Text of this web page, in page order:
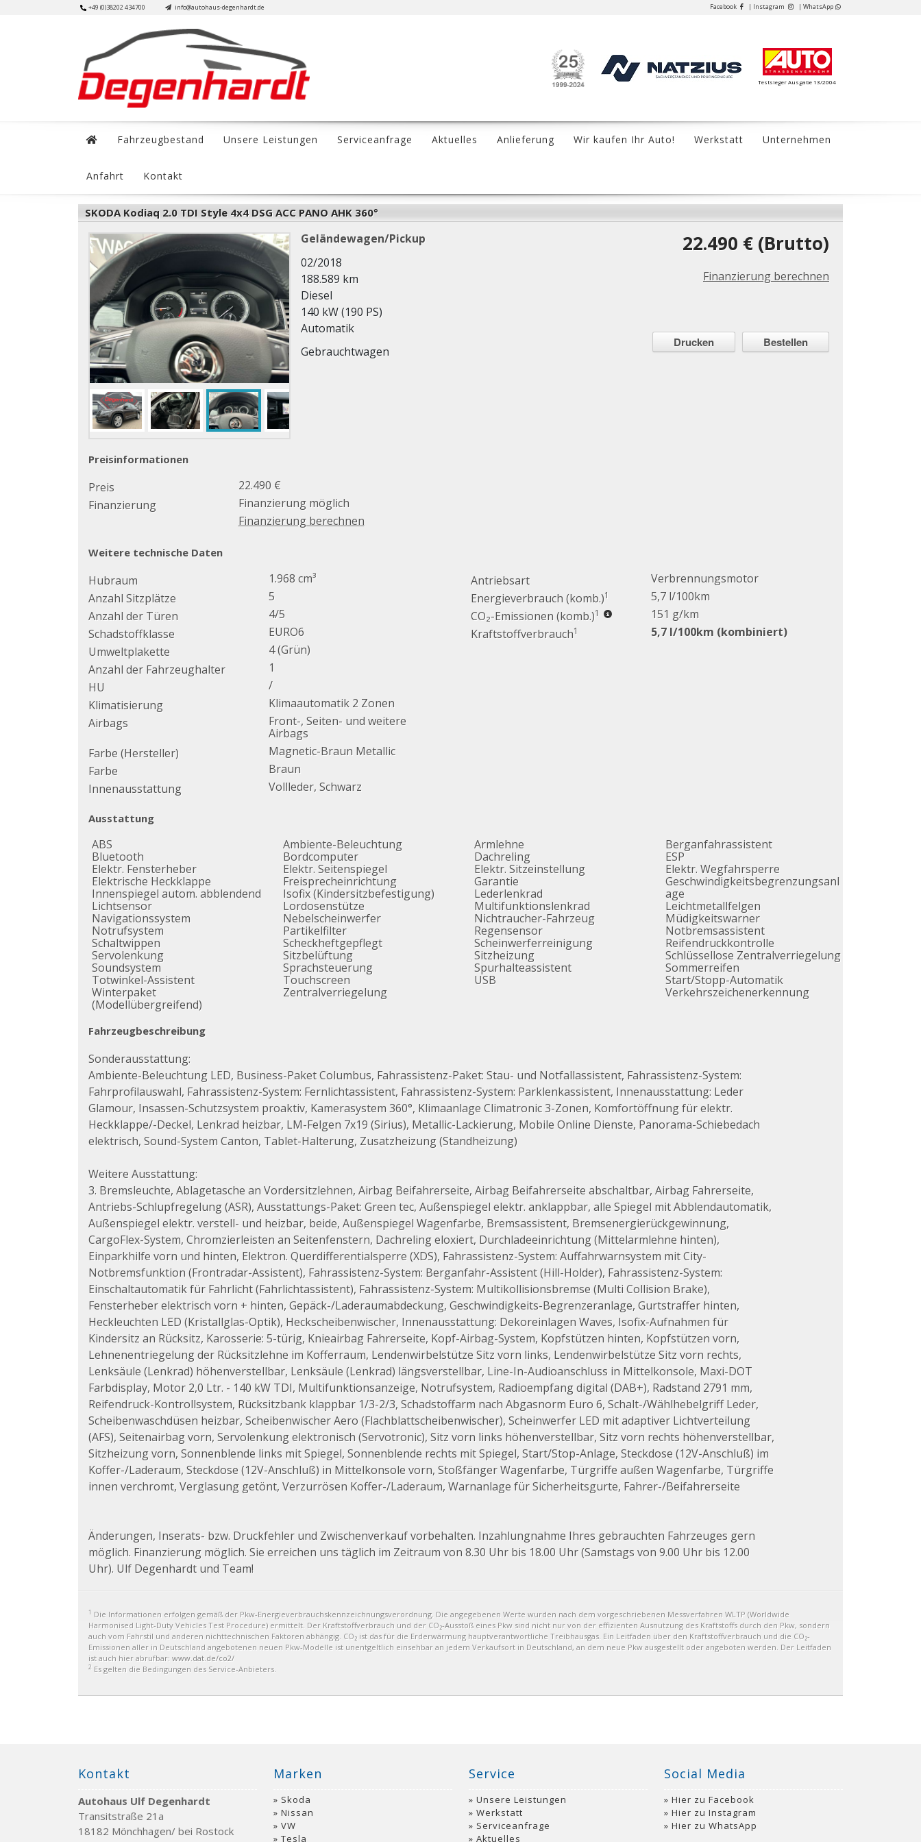
+49 (0)38202 434700 info@autohaus-degenhardt.de Facebook | Instagram | WhatsApp
Testsieger Ausgabe 13/2004
Fahrzeugbestand Unsere Leistungen Serviceanfrage Aktuelles Anlieferung Wir kaufen Ihr Auto! Werkstatt Unternehmen
Anfahrt Kontakt
SKODA Kodiaq 2.0 TDI Style 4x4 DSG ACC PANO AHK 360°
22.490 € (Brutto)
Finanzierung berechnen
Geländewagen/Pickup
02/2018
188.589 km
Diesel
140 kW (190 PS)
Automatik
Gebrauchtwagen
Drucken Bestellen
Preisinformationen
Preis
22.490 €
Finanzierung
Finanzierung möglich
Finanzierung berechnen
Weitere technische Daten
Hubraum
1.968 cm³
Anzahl Sitzplätze
5
Anzahl der Türen
4/5
Schadstoffklasse
EURO6
Umweltplakette
4 (Grün)
Anzahl der Fahrzeughalter
1
HU
/
Klimatisierung
Klimaautomatik 2 Zonen
Airbags
Front-, Seiten- und weitere
Airbags
Farbe (Hersteller)
Magnetic-Braun Metallic
Farbe
Braun
Innenausstattung
Vollleder, Schwarz
Antriebsart
Verbrennungsmotor
Energieverbrauch (komb.)1
5,7 l/100km
CO₂-Emissionen (komb.)1
151 g/km
Kraftstoffverbrauch1 5,7 l/100km (kombiniert)
Ausstattung
ABS
Bluetooth
Elektr. Fensterheber
Elektrische Heckklappe
Innenspiegel autom. abblendend
Lichtsensor
Navigationssystem
Notrufsystem
Schaltwippen
Servolenkung
Soundsystem
Totwinkel-Assistent
Winterpaket
(Modellübergreifend)
Ambiente-Beleuchtung
Bordcomputer
Elektr. Seitenspiegel
Freisprecheinrichtung
Isofix (Kindersitzbefestigung)
Lordosenstütze
Nebelscheinwerfer
Partikelfilter
Scheckheftgepflegt
Sitzbelüftung
Sprachsteuerung
Touchscreen
Zentralverriegelung
Armlehne
Dachreling
Elektr. Sitzeinstellung
Garantie
Lederlenkrad
Multifunktionslenkrad
Nichtraucher-Fahrzeug
Regensensor
Scheinwerferreinigung
Sitzheizung
Spurhalteassistent
USB
Berganfahrassistent
ESP
Elektr. Wegfahrsperre
Geschwindigkeitsbegrenzungsanl
age
Leichtmetallfelgen
Müdigkeitswarner
Notbremsassistent
Reifendruckkontrolle
Schlüssellose Zentralverriegelung
Sommerreifen
Start/Stopp-Automatik
Verkehrszeichenerkennung
Fahrzeugbeschreibung
Sonderausstattung:
Ambiente-Beleuchtung LED, Business-Paket Columbus, Fahrassistenz-Paket: Stau- und Notfallassistent, Fahrassistenz-System:
Fahrprofilauswahl, Fahrassistenz-System: Fernlichtassistent, Fahrassistenz-System: Parklenkassistent, Innenausstattung: Leder
Glamour, Insassen-Schutzsystem proaktiv, Kamerasystem 360°, Klimaanlage Climatronic 3-Zonen, Komfortöffnung für elektr.
Heckklappe/-Deckel, Lenkrad heizbar, LM-Felgen 7x19 (Sirius), Metallic-Lackierung, Mobile Online Dienste, Panorama-Schiebedach
elektrisch, Sound-System Canton, Tablet-Halterung, Zusatzheizung (Standheizung)
Weitere Ausstattung:
3. Bremsleuchte, Ablagetasche an Vordersitzlehnen, Airbag Beifahrerseite, Airbag Beifahrerseite abschaltbar, Airbag Fahrerseite,
Antriebs-Schlupfregelung (ASR), Ausstattungs-Paket: Green tec, Außenspiegel elektr. anklappbar, alle Spiegel mit Abblendautomatik,
Außenspiegel elektr. verstell- und heizbar, beide, Außenspiegel Wagenfarbe, Bremsassistent, Bremsenergierückgewinnung,
CargoFlex-System, Chromzierleisten an Seitenfenstern, Dachreling eloxiert, Durchladeeinrichtung (Mittelarmlehne hinten),
Einparkhilfe vorn und hinten, Elektron. Querdifferentialsperre (XDS), Fahrassistenz-System: Auffahrwarnsystem mit City-
Notbremsfunktion (Frontradar-Assistent), Fahrassistenz-System: Berganfahr-Assistent (Hill-Holder), Fahrassistenz-System:
Einschaltautomatik für Fahrlicht (Fahrlichtassistent), Fahrassistenz-System: Multikollisionsbremse (Multi Collision Brake),
Fensterheber elektrisch vorn + hinten, Gepäck-/Laderaumabdeckung, Geschwindigkeits-Begrenzeranlage, Gurtstraffer hinten,
Heckleuchten LED (Kristallglas-Optik), Heckscheibenwischer, Innenausstattung: Dekoreinlagen Waves, Isofix-Aufnahmen für
Kindersitz an Rücksitz, Karosserie: 5-türig, Knieairbag Fahrerseite, Kopf-Airbag-System, Kopfstützen hinten, Kopfstützen vorn,
Lehnenentriegelung der Rücksitzlehne im Kofferraum, Lendenwirbelstütze Sitz vorn links, Lendenwirbelstütze Sitz vorn rechts,
Lenksäule (Lenkrad) höhenverstellbar, Lenksäule (Lenkrad) längsverstellbar, Line-In-Audioanschluss in Mittelkonsole, Maxi-DOT
Farbdisplay, Motor 2,0 Ltr. - 140 kW TDI, Multifunktionsanzeige, Notrufsystem, Radioempfang digital (DAB+), Radstand 2791 mm,
Reifendruck-Kontrollsystem, Rücksitzbank klappbar 1/3-2/3, Schadstoffarm nach Abgasnorm Euro 6, Schalt-/Wählhebelgriff Leder,
Scheibenwaschdüsen heizbar, Scheibenwischer Aero (Flachblattscheibenwischer), Scheinwerfer LED mit adaptiver Lichtverteilung
(AFS), Seitenairbag vorn, Servolenkung elektronisch (Servotronic), Sitz vorn links höhenverstellbar, Sitz vorn rechts höhenverstellbar,
Sitzheizung vorn, Sonnenblende links mit Spiegel, Sonnenblende rechts mit Spiegel, Start/Stop-Anlage, Steckdose (12V-Anschluß) im
Koffer-/Laderaum, Steckdose (12V-Anschluß) in Mittelkonsole vorn, Stoßfänger Wagenfarbe, Türgriffe außen Wagenfarbe, Türgriffe
innen verchromt, Verglasung getönt, Verzurrösen Koffer-/Laderaum, Warnanlage für Sicherheitsgurte, Fahrer-/Beifahrerseite
Änderungen, Inserats- bzw. Druckfehler und Zwischenverkauf vorbehalten. Inzahlungnahme Ihres gebrauchten Fahrzeuges gern
möglich. Finanzierung möglich. Sie erreichen uns täglich im Zeitraum von 8.30 Uhr bis 18.00 Uhr (Samstags von 9.00 Uhr bis 12.00
Uhr). Ulf Degenhardt und Team!
1 Die Informationen erfolgen gemäß der Pkw-Energieverbrauchskennzeichnungsverordnung. Die angegebenen Werte wurden nach dem vorgeschriebenen Messverfahren WLTP (Worldwide
Harmonised Light-Duty Vehicles Test Procedure) ermittelt. Der Kraftstoffverbrauch und der CO₂-Ausstoß eines Pkw sind nicht nur von der effizienten Ausnutzung des Kraftstoffs durch den Pkw, sondern
auch vom Fahrstil und anderen nichttechnischen Faktoren abhängig. CO₂ ist das für die Erderwärmung hauptverantwortliche Treibhausgas. Ein Leitfaden über den Kraftstoffverbrauch und die CO₂-
Emissionen aller in Deutschland angebotenen neuen Pkw-Modelle ist unentgeltlich einsehbar an jedem Verkaufsort in Deutschland, an dem neue Pkw ausgestellt oder angeboten werden. Der Leitfaden
ist auch hier abrufbar: www.dat.de/co2/
2 Es gelten die Bedingungen des Service-Anbieters.
Kontakt
Autohaus Ulf Degenhardt
Transitstraße 21a
18182 Mönchhagen/ bei Rostock
Marken
Skoda
Nissan
VW
Tesla
Service
Unsere Leistungen
Werkstatt
Serviceanfrage
Aktuelles
Social Media
Hier zu Facebook
Hier zu Instagram
Hier zu WhatsApp